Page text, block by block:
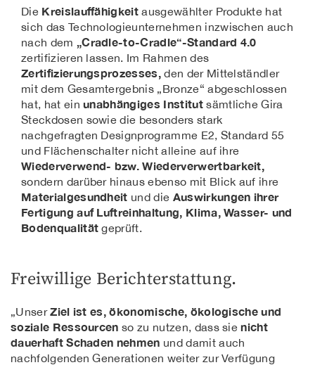
Die Kreislauffähigkeit ausgewählter Produkte hat
sich das Technologieunternehmen inzwischen auch
nach dem „Cradle-to-Cradle“-Standard 4.0
zertifizieren lassen. Im Rahmen des
Zertifizierungsprozesses, den der Mittelständler
mit dem Gesamtergebnis „Bronze“ abgeschlossen
hat, hat einunabhängiges Institutsämtliche Gira
Steckdosen sowie die besonders stark
nachgefragten Designprogramme E2, Standard 55
und Flächenschalter nicht alleine auf ihre
Wiederverwend- bzw. Wiederverwertbarkeit,
sondern darüber hinaus ebenso mit Blick auf ihre
Materialgesundheit und die Auswirkungen ihrer
Fertigung auf Luftreinhaltung, Klima, Wasser- und
Bodenqualität geprüft.
Freiwillige Berichterstattung.
„UnserZiel ist es, ökonomische, ökologische und
soziale Ressourcen so zu nutzen, dass sienicht
dauerhaft Schaden nehmen und damit auch
nachfolgenden Generationen weiter zur Verfügung